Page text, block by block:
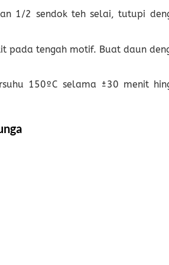
1/2 sendok teh selai, tutupi
pada tengah motif. Buat daun
150ºC selama ±30 menit